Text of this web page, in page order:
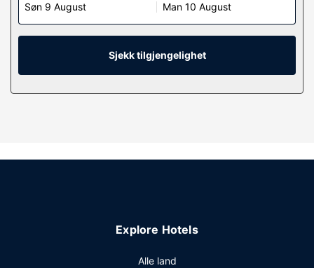
holde deg oppdatert. Bekvemmelighetene omfatter
kaffetraktere/tekokere og strykejern/-brett.
Søn 9 August Man 10 August
Sjekk tilgjengelighet
Explore Hotels
Alle land